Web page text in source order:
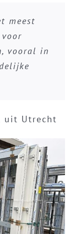
meest
vooral in
uit Utrecht